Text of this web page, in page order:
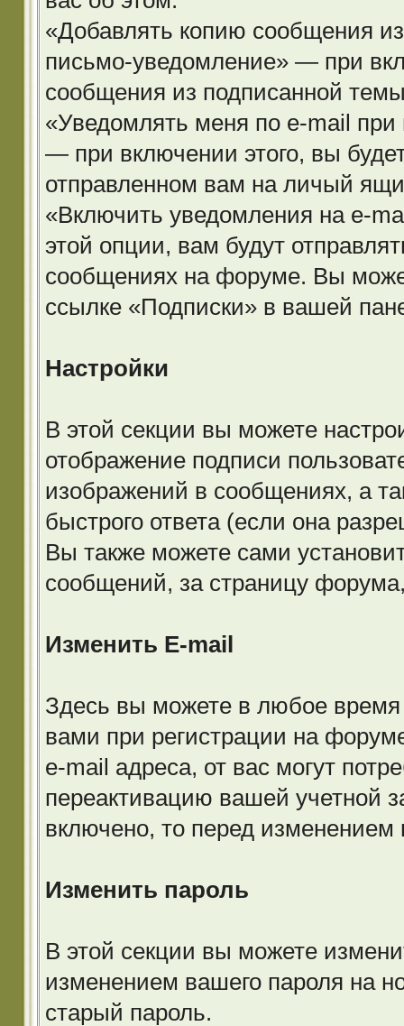
«Добавлять копию сообщения
письмо-уведомление» — при
сообщения из подписанной
«Уведомлять меня по e-mail
— при включении этого, вы
отправленном вам на личый
«Включить уведомления на e-
этой опции, вам будут
сообщениях на форуме. Вы
ссылке «Подписки» в вашей
Настройки
В этой секции вы можете
отображение подписи
изображений в сообщениях, а
быстрого ответа (если она
Вы также можете сами
сообщений, за страницу
Изменить E-mail
Здесь вы можете в любое
вами при регистрации на
e-mail адреса, от вас могут
переактивацию вашей учетной
включено, то перед
Изменить пароль
В этой секции вы можете
изменением вашего пароля на
старый пароль.